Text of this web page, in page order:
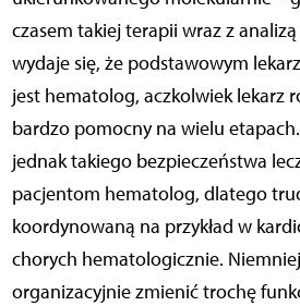
czasem takiej terapii wraz z
wydaje się, że podstawowym
jest hematolog, aczkolwiek lekarz
bardzo pomocny na wielu
jednak takiego bezpieczeństwa
pacjentom hematolog, dlatego
koordynowaną na przykład w
chorych hematologicznie.
organizacyjnie zmienić trochę